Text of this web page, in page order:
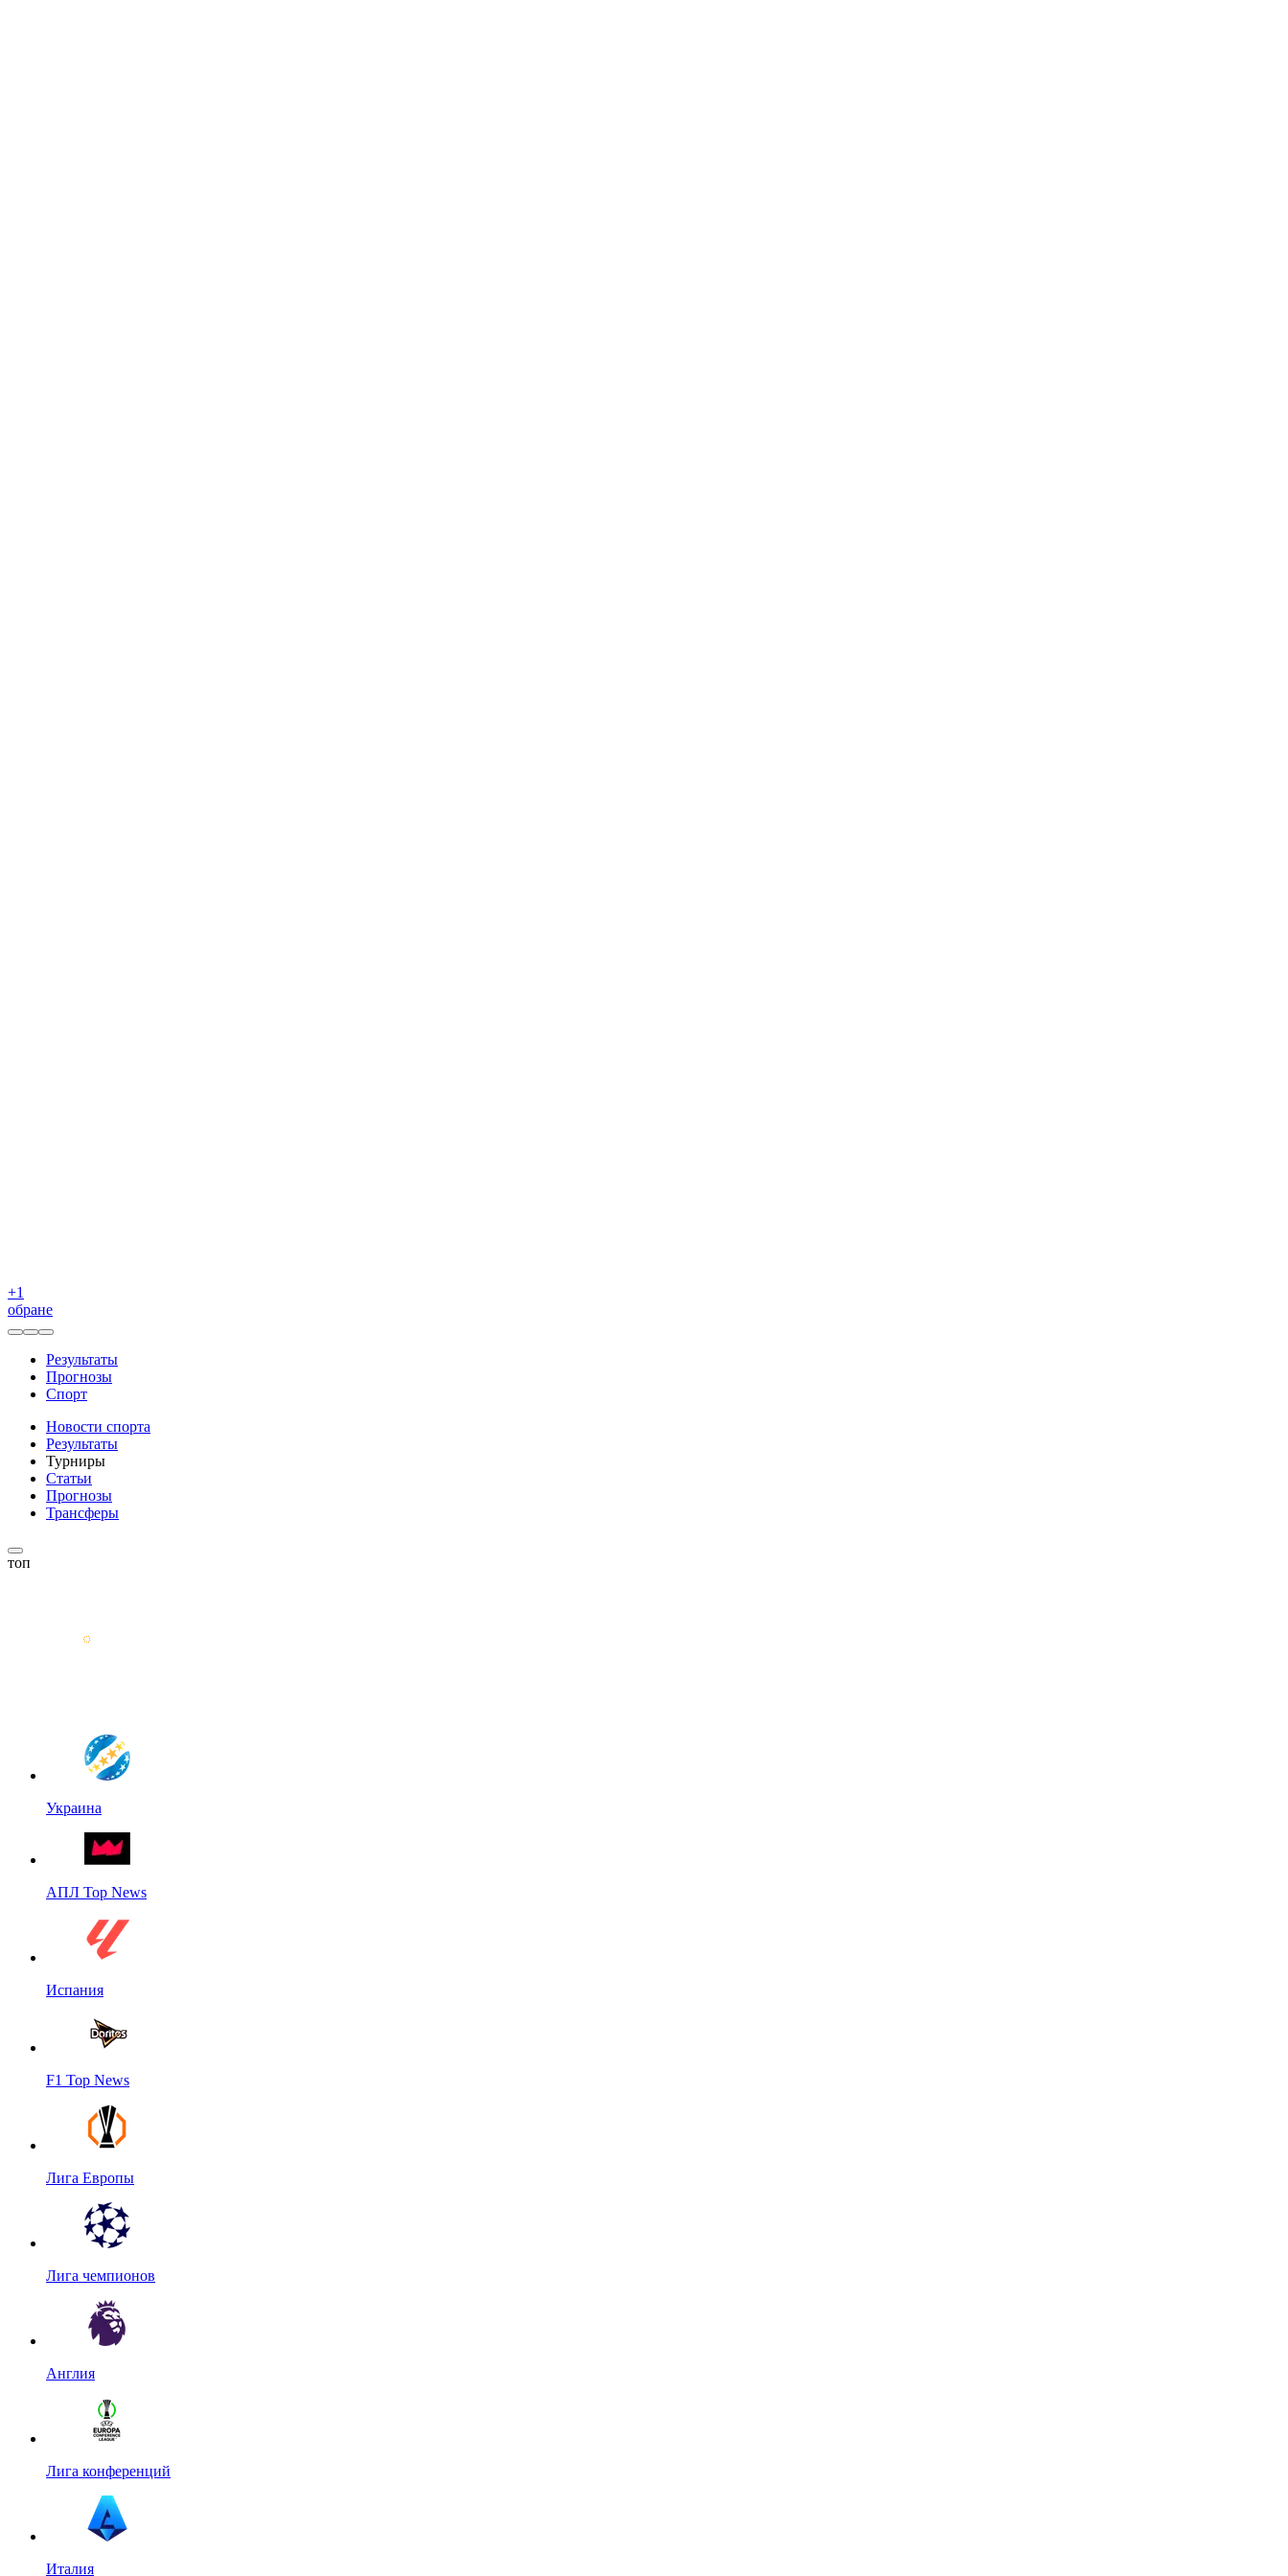
+1
обране
Результаты
Прогнозы
Спорт
Новости спорта
Результаты
Турниры
Статьи
Прогнозы
Трансферы
топ
Украина
АПЛ Top News
Испания
F1 Top News
Лига Европы
Лига чемпионов
Англия
Лига конференций
Италия